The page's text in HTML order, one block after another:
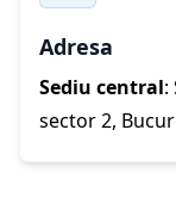
Adresa
Sediu central:
sector 2,